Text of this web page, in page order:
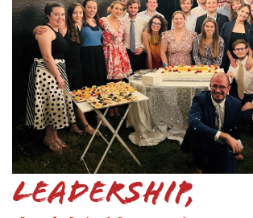
Leadership,